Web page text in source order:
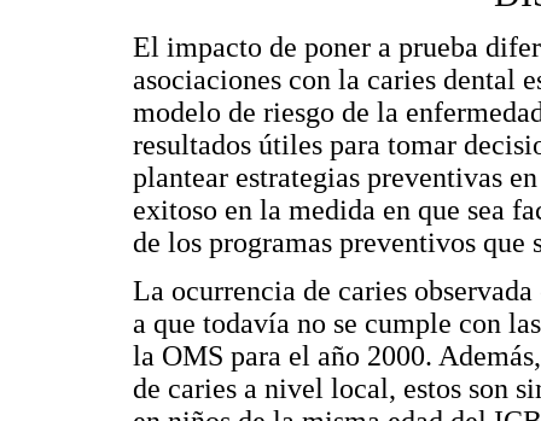
El impacto de poner a prueba
asociaciones con la caries dental
modelo de riesgo de la
resultados útiles para tomar
plantear estrategias preventivas
exitoso en la medida en que sea
de los programas preventivos que
La ocurrencia de caries
a que todavía no se cumple con
la OMS para el año 2000.
de caries a nivel local, estos son